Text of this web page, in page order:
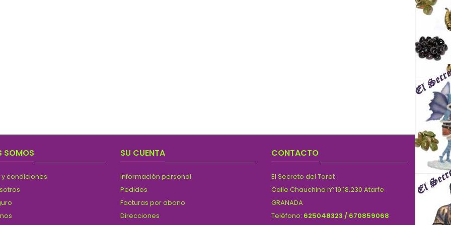
SOMOS
condiciones
SU CUENTA
Información personal
Pedidos
Facturas por abono
Direcciones
CONTACTO
El Secreto del Tarot
Calle Chauchina nº 19 18.230 Atarfe
GRANADA
Teléfono: 625048323 / 670859068